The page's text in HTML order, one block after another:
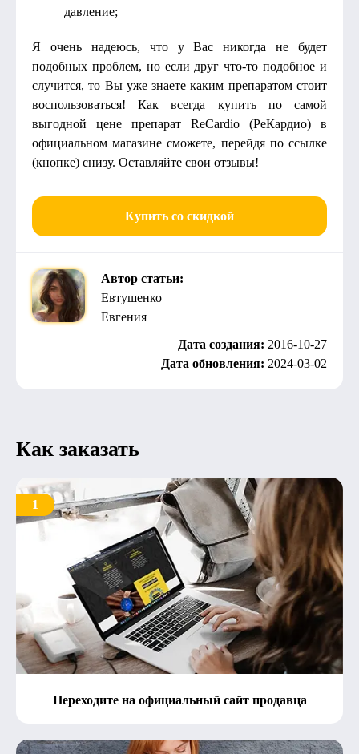
давление;
Я очень надеюсь, что у Вас никогда не будет
подобных проблем, но если друг что-то подобное и
случится, то Вы уже знаете каким препаратом стоит
воспользоваться! Как всегда купить по самой
выгодной цене препарат ReCardio (РеКардио) в
официальном магазине сможете, перейдя по ссылке
(кнопке) снизу. Оставляйте свои отзывы!
Купить со скидкой
Автор статьи:
Евтушенко
Евгения
Дата создания: 2016-10-27
Дата обновления: 2024-03-02
Как заказать
1
Переходите на официальный сайт продавца